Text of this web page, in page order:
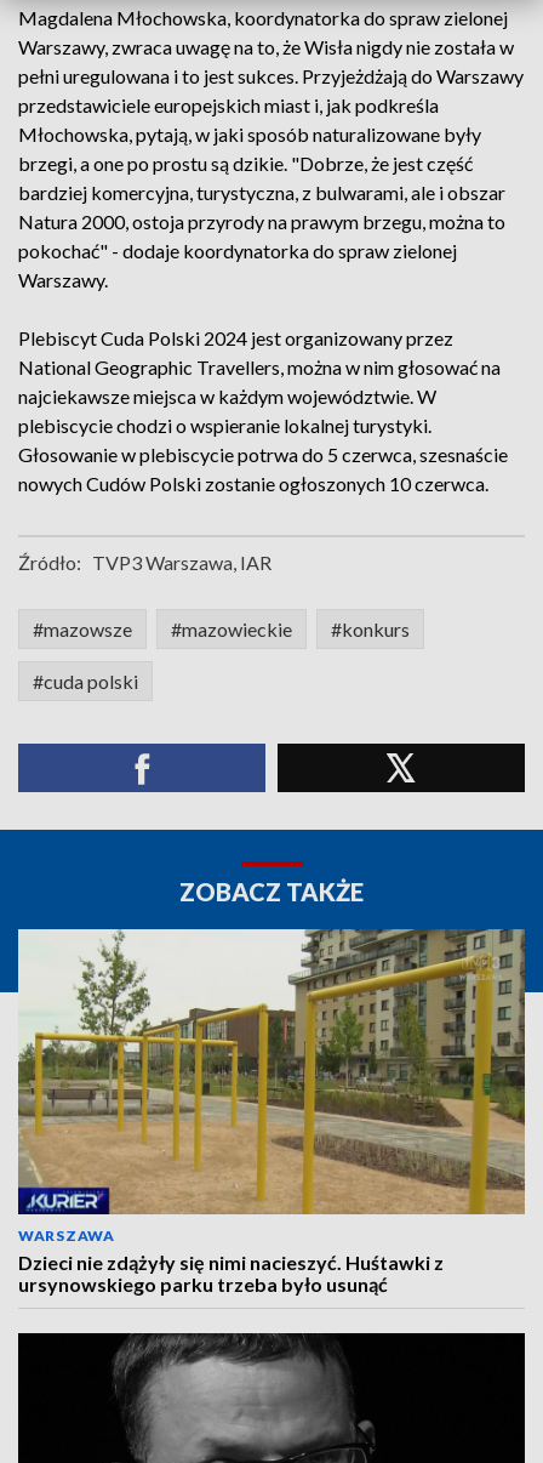
Magdalena Młochowska, koordynatorka do spraw zielonej
Warszawy, zwraca uwagę na to, że Wisła nigdy nie została w
pełni uregulowana i to jest sukces. Przyjeżdżają do Warszawy
przedstawiciele europejskich miast i, jak podkreśla
Młochowska, pytają, w jaki sposób naturalizowane były
brzegi, a one po prostu są dzikie. "Dobrze, że jest część
bardziej komercyjna, turystyczna, z bulwarami, ale i obszar
Natura 2000, ostoja przyrody na prawym brzegu, można to
pokochać" - dodaje koordynatorka do spraw zielonej
Warszawy.
Plebiscyt Cuda Polski 2024 jest organizowany przez
National Geographic Travellers, można w nim głosować na
najciekawsze miejsca w każdym województwie. W
plebiscycie chodzi o wspieranie lokalnej turystyki.
Głosowanie w plebiscycie potrwa do 5 czerwca, szesnaście
nowych Cudów Polski zostanie ogłoszonych 10 czerwca.
Źródło: TVP3 Warszawa, IAR
#mazowsze #mazowieckie #konkurs
#cuda polski
ZOBACZ TAKŻE
WARSZAWA
Dzieci nie zdążyły się nimi nacieszyć. Huśtawki z
ursynowskiego parku trzeba było usunąć